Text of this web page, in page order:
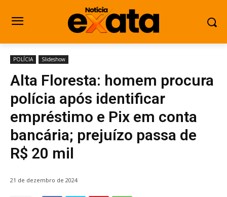
POLÍCIA Slideshow
Alta Floresta: homem procura
polícia após identificar
empréstimo e Pix em conta
bancária; prejuízo passa de
R$ 20 mil
21 de dezembro de 2024